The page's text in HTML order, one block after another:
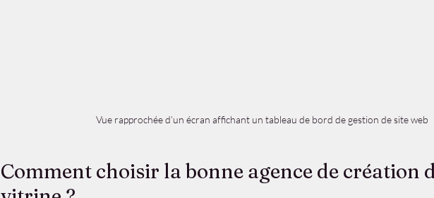
Vue rapprochée d’un écran affichant un tableau de bord de gestion de site web
Comment choisir la bonne agence de création